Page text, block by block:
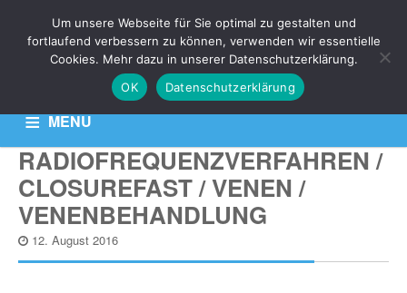
MENU
HOME KONTAKT DATENSCHUTZERKLÄRUNG
NEWS
Aktuelle News zu Ihren Venen-Themen: Krampfadern,
Besenreiser & Co
RADIOFREQUENZVERFAHREN /
CLOSUREFAST / VENEN /
VENENBEHANDLUNG
12. August 2016
Um unsere Webseite für Sie optimal zu gestalten und
fortlaufend verbessern zu können, verwenden wir essentielle
Cookies. Mehr dazu in unserer Datenschutzerklärung.
OK
Datenschutzerklärung